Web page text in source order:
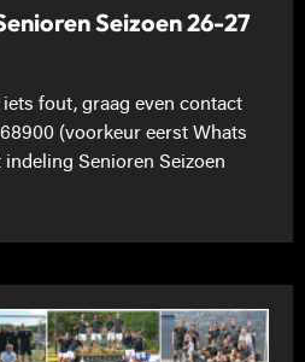
Seizoen 26-27
fout, graag even contact
(voorkeur eerst Whats
Senioren Seizoen